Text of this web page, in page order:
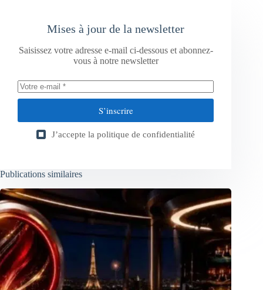
Mises à jour de la newsletter
Saisissez votre adresse e-mail ci-dessous et abonnez-
vous à notre newsletter
S’inscrire
J’accepte la politique de confidentialité
Publications similaires